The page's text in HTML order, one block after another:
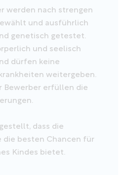
werden nach strengen
und ausführlich
genetisch getestet.
und seelisch
dürfen keine
weitergeben.
Bewerber erfüllen die
dass die
die besten Chancen für
Kindes bietet.